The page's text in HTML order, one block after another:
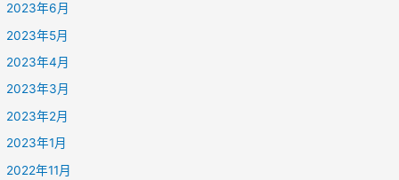
2023年6月
2023年5月
2023年4月
2023年3月
2023年2月
2023年1月
2022年11月